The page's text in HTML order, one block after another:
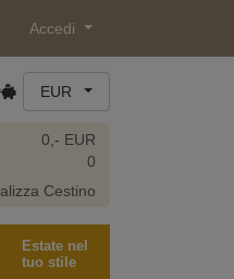
Accedi
EUR
0,- EUR
0
Cestino
Estate nel
tuo stile